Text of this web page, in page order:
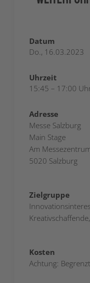
Datum
Do., 16.03.2023
Uhrzeit
15:45 – 17:00
Adresse
Messe Salzburg
Main Stage
Am
5020 Salzburg
Zielgruppe
Kosten
Achtung: